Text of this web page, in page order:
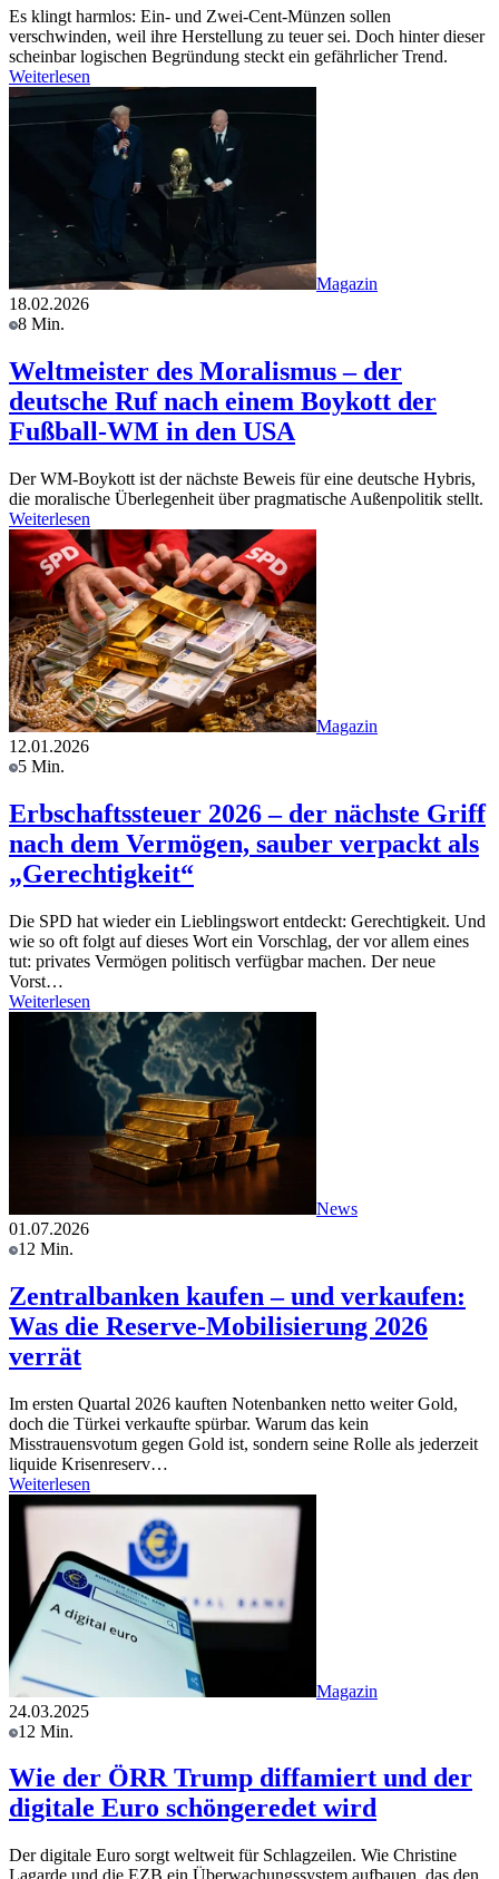
Es klingt harmlos: Ein- und Zwei-Cent-Münzen sollen
verschwinden, weil ihre Herstellung zu teuer sei. Doch hinter dieser
scheinbar logischen Begründung steckt ein gefährlicher Trend.
Weiterlesen
Magazin
18.02.2026
8 Min.
Weltmeister des Moralismus – der
deutsche Ruf nach einem Boykott der
Fußball-WM in den USA
Der WM-Boykott ist der nächste Beweis für eine deutsche Hybris,
die moralische Überlegenheit über pragmatische Außenpolitik stellt.
Weiterlesen
Magazin
12.01.2026
5 Min.
Erbschaftssteuer 2026 – der nächste Griff
nach dem Vermögen, sauber verpackt als
„Gerechtigkeit“
Die SPD hat wieder ein Lieblingswort entdeckt: Gerechtigkeit. Und
wie so oft folgt auf dieses Wort ein Vorschlag, der vor allem eines
tut: privates Vermögen politisch verfügbar machen. Der neue
Vorst…
Weiterlesen
News
01.07.2026
12 Min.
Zentralbanken kaufen – und verkaufen:
Was die Reserve-Mobilisierung 2026
verrät
Im ersten Quartal 2026 kauften Notenbanken netto weiter Gold,
doch die Türkei verkaufte spürbar. Warum das kein
Misstrauensvotum gegen Gold ist, sondern seine Rolle als jederzeit
liquide Krisenreserv…
Weiterlesen
Magazin
24.03.2025
12 Min.
Wie der ÖRR Trump diffamiert und der
digitale Euro schöngeredet wird
Der digitale Euro sorgt weltweit für Schlagzeilen. Wie Christine